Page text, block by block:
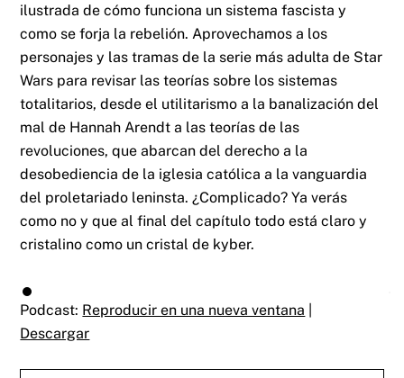
ilustrada de cómo funciona un sistema fascista y
como se forja la rebelión. Aprovechamos a los
personajes y las tramas de la serie más adulta de Star
Wars para revisar las teorías sobre los sistemas
totalitarios, desde el utilitarismo a la banalización del
mal de Hannah Arendt a las teorías de las
revoluciones, que abarcan del derecho a la
desobediencia de la iglesia católica a la vanguardia
del proletariado leninsta. ¿Complicado? Ya verás
como no y que al final del capítulo todo está claro y
cristalino como un cristal de kyber.
Podcast: Reproducir en una nueva ventana
Descargar